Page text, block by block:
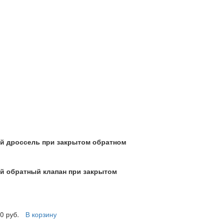
дроссель при закрытом обратном
обратный клапан при закрытом
0 руб.
В корзину